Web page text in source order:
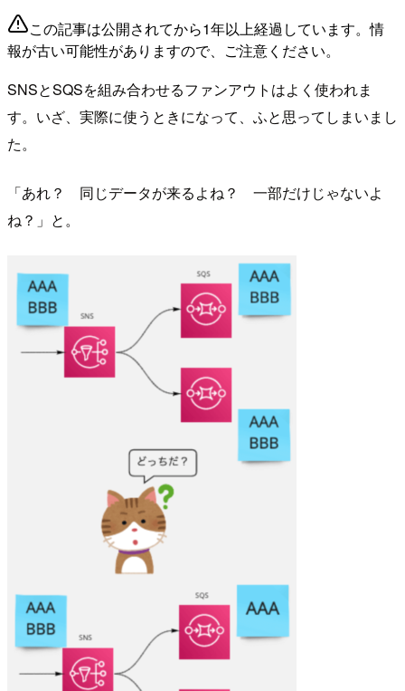
この記事は公開されてから1年以上経過しています。情
報が古い可能性がありますので、ご注意ください。
SNSとSQSを組み合わせるファンアウトはよく使われま
す。いざ、実際に使うときになって、ふと思ってしまいまし
た。
「あれ？ 同じデータが来るよね？ 一部だけじゃないよ
ね？」と。